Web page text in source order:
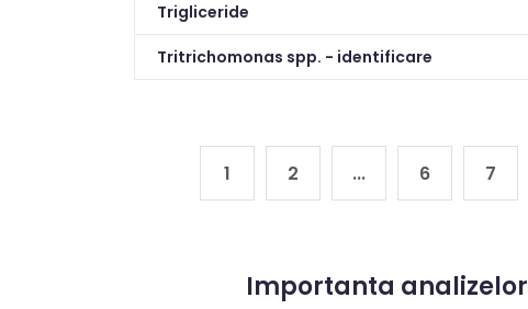
Trigliceride
Tritrichomonas spp. - identificare
1 2 ... 6 7
Importanta analizelor